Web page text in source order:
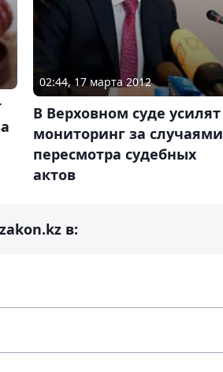
02:44, 17 марта 2012
В Верховном суде усилят
мониторинг за случаями
пересмотра судебных
актов
в: